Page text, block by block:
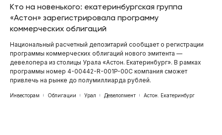
Кто на новенького: екатеринбургская группа
«Астон» зарегистрировала программу
коммерческих облигаций
Национальный расчетный депозитарий сообщает о регистрации
программы коммерческих облигаций нового эмитента —
девелопера из столицы Урала «Астон. Екатеринбург». В рамках
программы номер 4-00442-R-001P-00С компания сможет
привлечь на рынке до полумиллиарда рублей.
Инвесторам Облигации Урал Девелопмент Астон. Екатеринбург